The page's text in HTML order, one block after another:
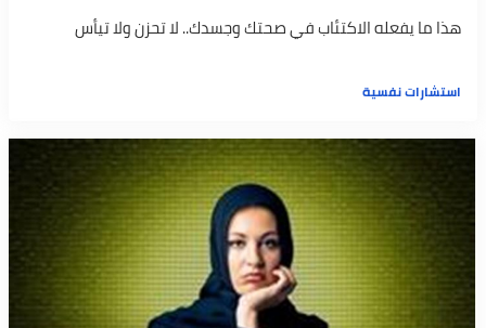
هذا ما يفعله الاكتئاب في صحتك وجسدك.. لا تحزن ولا تيأس
استشارات نفسية